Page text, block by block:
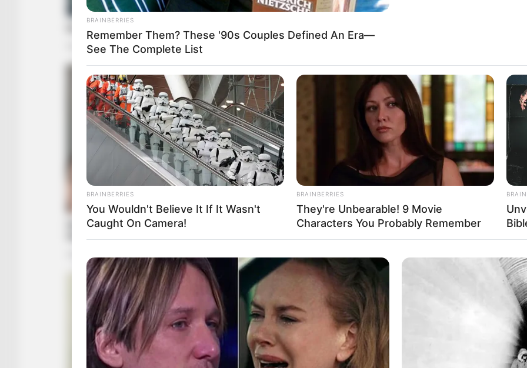
BRAINBERRIES
Remember Them? These '90s Couples Defined An Era—
See The Complete List
BRAINBERRIES
You Wouldn't Believe It If It Wasn't
Caught On Camera!
BRAINBERRIES
They're Unbearable! 9 Movie
Characters You Probably Remember